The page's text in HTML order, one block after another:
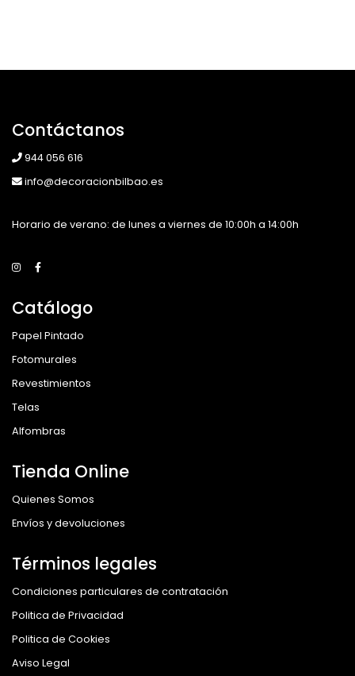
Contáctanos
944 056 616
info@decoracionbilbao.es
Horario de verano: de lunes a viernes de 10:00h a 14:00h
Catálogo
Papel Pintado
Fotomurales
Revestimientos
Telas
Alfombras
Tienda Online
Quienes Somos
Envíos y devoluciones
Términos legales
Condiciones particulares de contratación
Politica de Privacidad
Politica de Cookies
Aviso Legal